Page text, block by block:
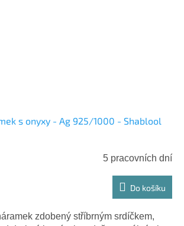
s onyxy - Ag 925/1000 - Shablool
5 pracovních dní
Do košíku
zdobený stříbrným srdíčkem,